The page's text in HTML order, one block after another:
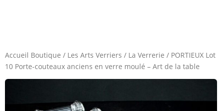
Accueil Boutique / Les Arts Verriers / La Verrerie / PORTIEUX Lot
10 Porte-couteaux anciens en verre moulé – Art de la table